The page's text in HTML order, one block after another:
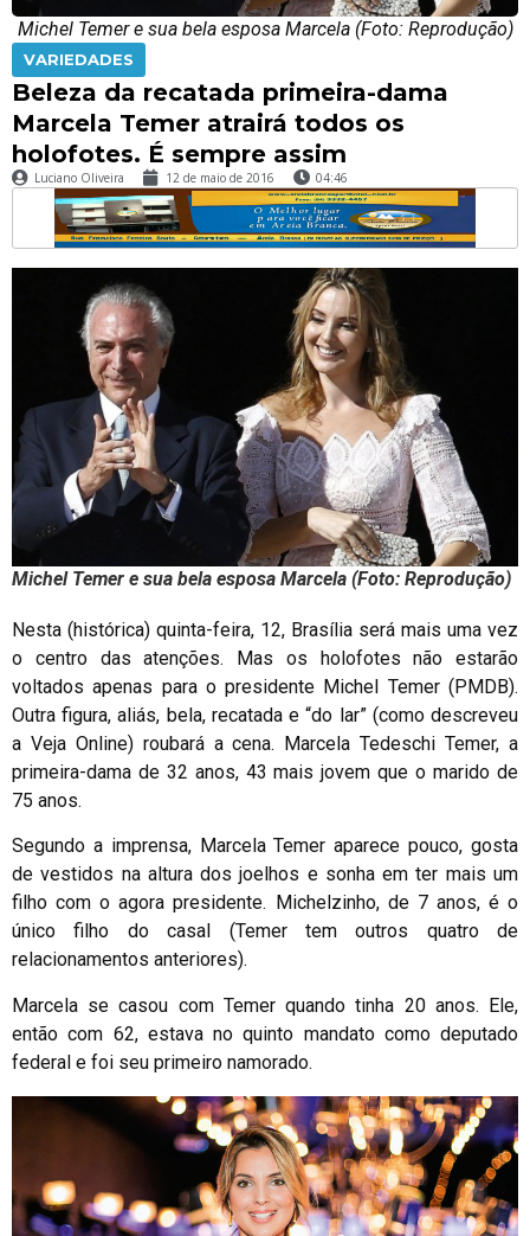
Michel Temer e sua bela esposa Marcela (Foto: Reprodução)
VARIEDADES
Beleza da recatada primeira-dama
Marcela Temer atrairá todos os
holofotes. É sempre assim
Luciano Oliveira 12 de maio de 2016 04:46
Michel Temer e sua bela esposa Marcela (Foto: Reprodução)
Nesta (histórica) quinta-feira, 12, Brasília será mais uma vez
o centro das atenções. Mas os holofotes não estarão
voltados apenas para o presidente Michel Temer (PMDB).
Outra figura, aliás, bela, recatada e “do lar” (como descreveu
a Veja Online) roubará a cena. Marcela Tedeschi Temer, a
primeira-dama de 32 anos, 43 mais jovem que o marido de
75 anos.
Segundo a imprensa, Marcela Temer aparece pouco, gosta
de vestidos na altura dos joelhos e sonha em ter mais um
filho com o agora presidente. Michelzinho, de 7 anos, é o
único filho do casal (Temer tem outros quatro de
relacionamentos anteriores).
Marcela se casou com Temer quando tinha 20 anos. Ele,
então com 62, estava no quinto mandato como deputado
federal e foi seu primeiro namorado.